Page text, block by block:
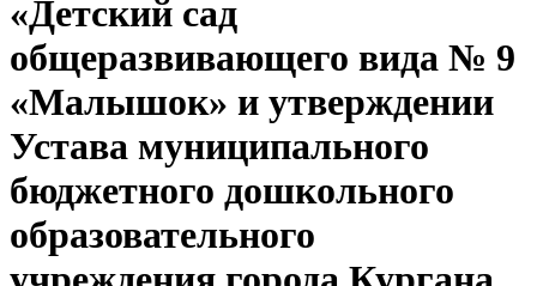
«Детский сад
общеразвивающего вида № 9
«Малышок» и утверждении
Устава муниципального
бюджетного дошкольного
образовательного